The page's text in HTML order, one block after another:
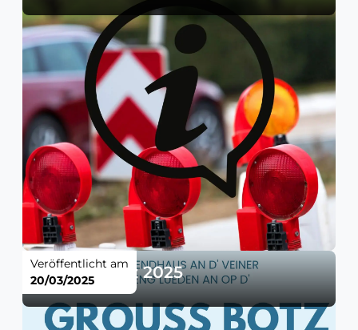
Grouss Botz 2025
Veröffentlicht am
20/03/2025